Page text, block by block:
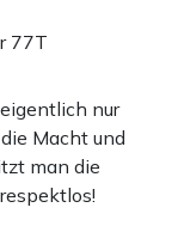
77T
nur
Macht und
man die